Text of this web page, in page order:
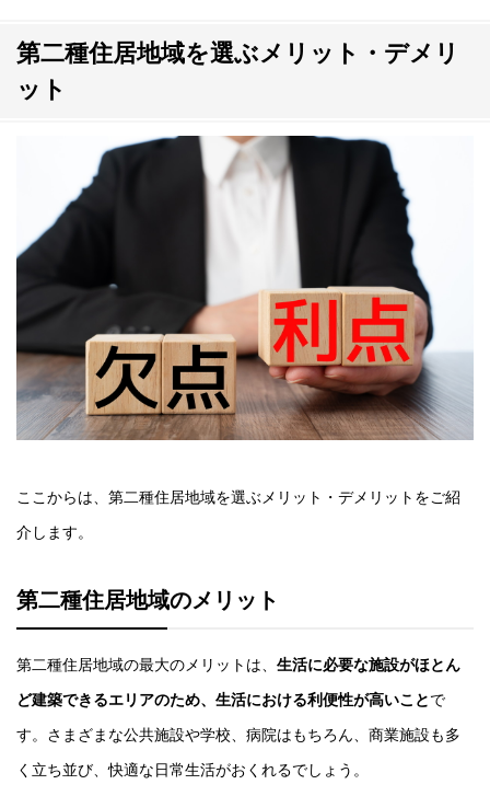
第二種住居地域を選ぶメリット・デメリ
ット
ここからは、第二種住居地域を選ぶメリット・デメリットをご紹
介します。
第二種住居地域のメリット
第二種住居地域の最大のメリットは、 生活に必要な施設がほとん
ど建築できるエリアのため、生活における利便性が高いことで
す。さまざまな公共施設や学校、病院はもちろん、商業施設も多
く立ち並び、快適な日常生活がおくれるでしょう。